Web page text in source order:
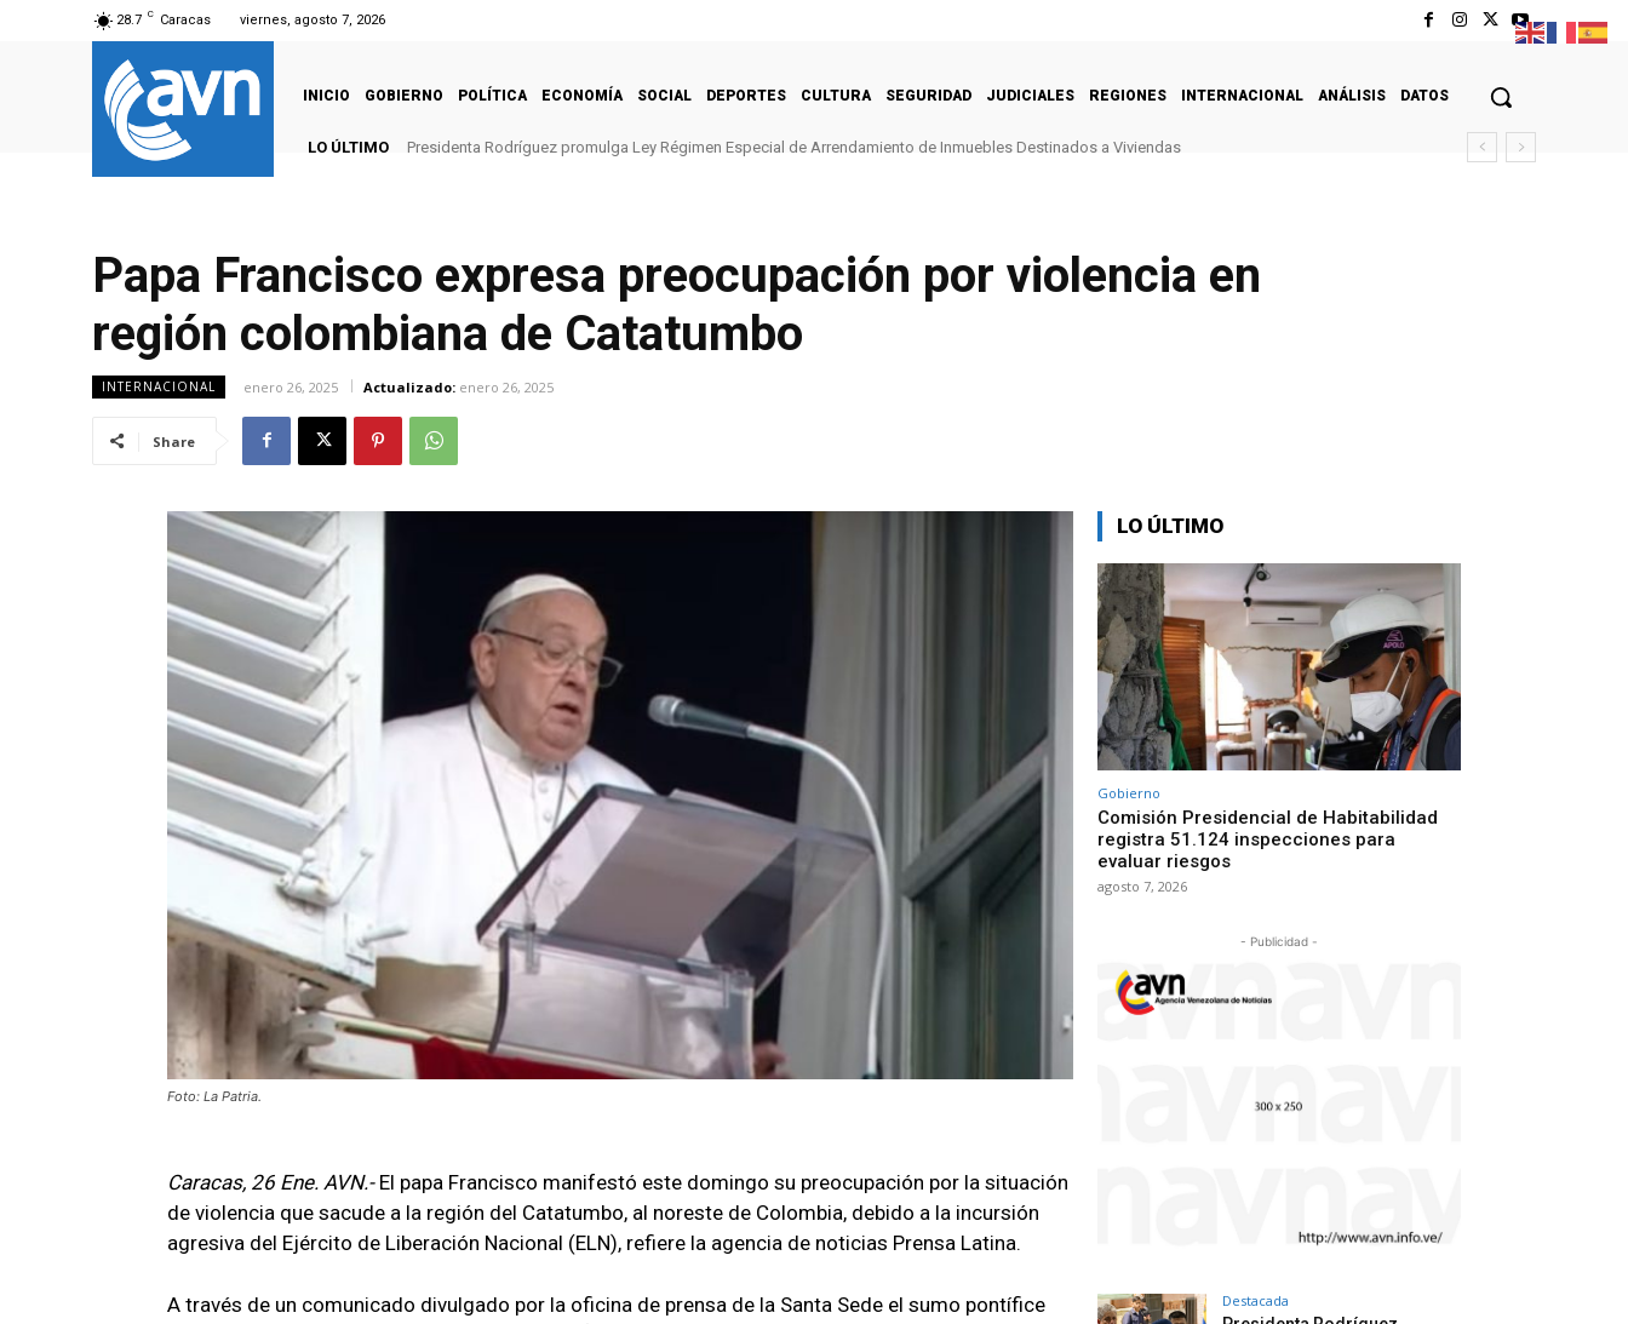
28.7 C Caracas viernes, agosto 7, 2026
INICIO GOBIERNO POLÍTICA ECONOMÍA SOCIAL DEPORTES CULTURA SEGURIDAD JUDICIALES REGIONES INTERNACIONAL ANÁLISIS DATOS
LO ÚLTIMO Presidenta Rodríguez promulga Ley Régimen Especial de Arrendamiento de Inmuebles Destinados a Viviendas
Papa Francisco expresa preocupación por violencia en
región colombiana de Catatumbo
INTERNACIONAL enero 26, 2025 Actualizado: enero 26, 2025
Share
Foto: La Patria.
Caracas, 26 Ene. AVN.- El papa Francisco manifestó este domingo su preocupación por la situación
de violencia que sacude a la región del Catatumbo, al noreste de Colombia, debido a la incursión
agresiva del Ejército de Liberación Nacional (ELN), refiere la agencia de noticias Prensa Latina.
A través de un comunicado divulgado por la oficina de prensa de la Santa Sede el sumo pontífice
LO ÚLTIMO
Gobierno
Comisión Presidencial de Habitabilidad
registra 51.124 inspecciones para
evaluar riesgos
agosto 7, 2026
- Publicidad -
Destacada